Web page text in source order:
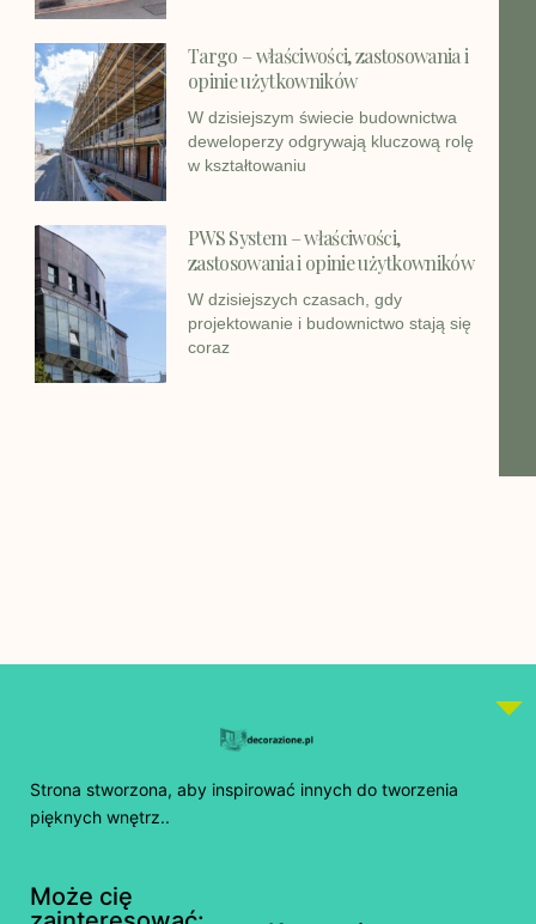
Targo – właściwości, zastosowania i
opinie użytkowników
W dzisiejszym świecie budownictwa
deweloperzy odgrywają kluczową rolę
w kształtowaniu
PWS System – właściwości,
zastosowania i opinie użytkowników
W dzisiejszych czasach, gdy
projektowanie i budownictwo stają się
coraz
Strona stworzona, aby inspirować innych do tworzenia
pięknych wnętrz..
Może cię